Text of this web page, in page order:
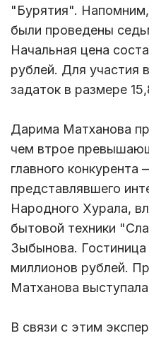
"Бурятия". Напомним,
были проведены
Начальная цена
рублей. Для участия
задаток в размере
Дарима Матханова
чем втрое
главного
представлявшего
Народного Хурала,
бытовой техники
Зыбынова.
миллионов рублей.
Матханова
В связи с этим